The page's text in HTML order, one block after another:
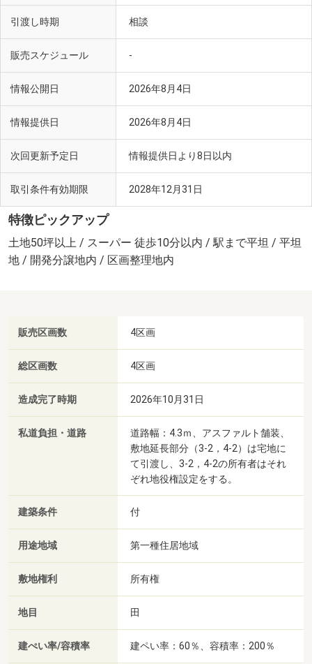
引渡し時期 相談
販売スケジュール -
情報公開日 2026年8月4日
情報提供日 2026年8月4日
次回更新予定日 情報提供日より8日以内
取引条件有効期限 2028年12月31日
特徴ピックアップ
土地50坪以上 / スーパー 徒歩10分以内 / 駅まで平坦 / 平坦
地 / 開発分譲地内 / 区画整理地内
販売区画数 4区画
総区画数 4区画
造成完了時期 2026年10月31日
私道負担・道路
道路幅：4.3ｍ、アスファルト舗装、
敷地延長部分（3-2，4-2）は宅地に
て引渡し、3-2，4-2の所有者はそれ
ぞれ地役権設定をする。
建築条件 付
用途地域 第一種住居地域
敷地権利 所有権
地目 田
建ぺい率/容積率 建ペい率：60％、容積率：200％